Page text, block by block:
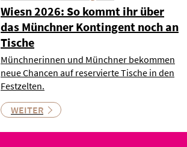
Wiesn 2026: So kommt ihr über
das Münchner Kontingent noch an
Tische
Münchnerinnen und Münchner bekommen
neue Chancen auf reservierte Tische in den
Festzelten.
WEITER